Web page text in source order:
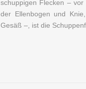
schuppigen Flecken –
der Ellenbogen und
Gesäß –, ist die